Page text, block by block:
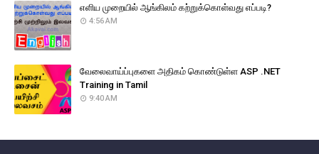
எளிய முறையில் ஆங்கிலம் கற்றுக்கொள்வது எப்படி?
4:56 AM
வேலைவாய்ப்புகளை அதிகம் கொண்டுள்ள ASP .NET
Training in Tamil
9:40 AM